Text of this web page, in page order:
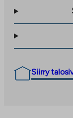
Siirry